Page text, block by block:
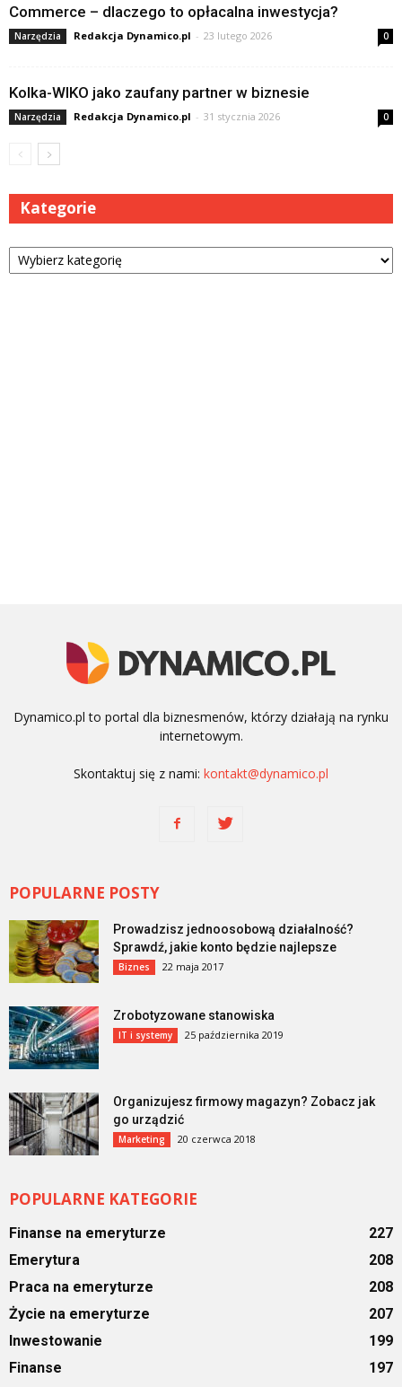
Commerce – dlaczego to opłacalna inwestycja?
Narzędzia Redakcja Dynamico.pl - 23 lutego 2026 0
Kolka-WIKO jako zaufany partner w biznesie
Narzędzia Redakcja Dynamico.pl - 31 stycznia 2026 0
Kategorie
Kategorie
Dynamico.pl to portal dla biznesmenów, którzy działają na rynku
internetowym.
Skontaktuj się z nami: kontakt@dynamico.pl
POPULARNE POSTY
Prowadzisz jednoosobową działalność?
Sprawdź, jakie konto będzie najlepsze
Biznes 22 maja 2017
Zrobotyzowane stanowiska
IT i systemy 25 października 2019
Organizujesz firmowy magazyn? Zobacz jak
go urządzić
Marketing 20 czerwca 2018
POPULARNE KATEGORIE
Finanse na emeryturze
227
Emerytura
208
Praca na emeryturze
208
Życie na emeryturze
207
Inwestowanie
199
Finanse
197